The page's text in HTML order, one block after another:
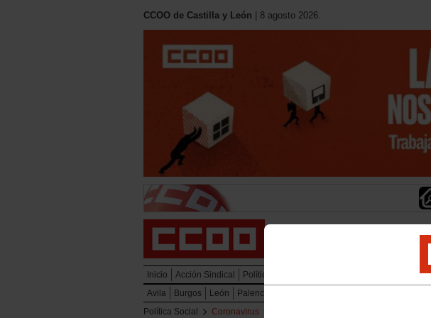
CCOO de Castilla y León | 8 agosto 2026.
Inicio Acción Sindical Política Social
Avila
Burgos León Palencia
Política Social
Coronavirus